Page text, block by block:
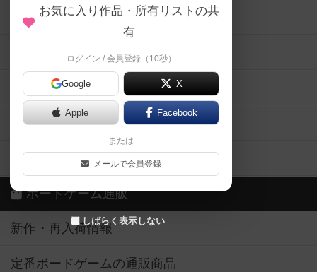
お気に入り作品・所有リストの共
有
ログイン / 会員登録（10秒）
Google X
Apple Facebook
または
メールで会員登録
しばらく表示しない
メカニクス特集
掲示板・トピックス
ボドとも・会員一覧
ボードゲーム業界コラム
ボドゲーマご利用案内
ボードゲーム通販
新作・再入荷情報
定番ボードゲームの通販商品